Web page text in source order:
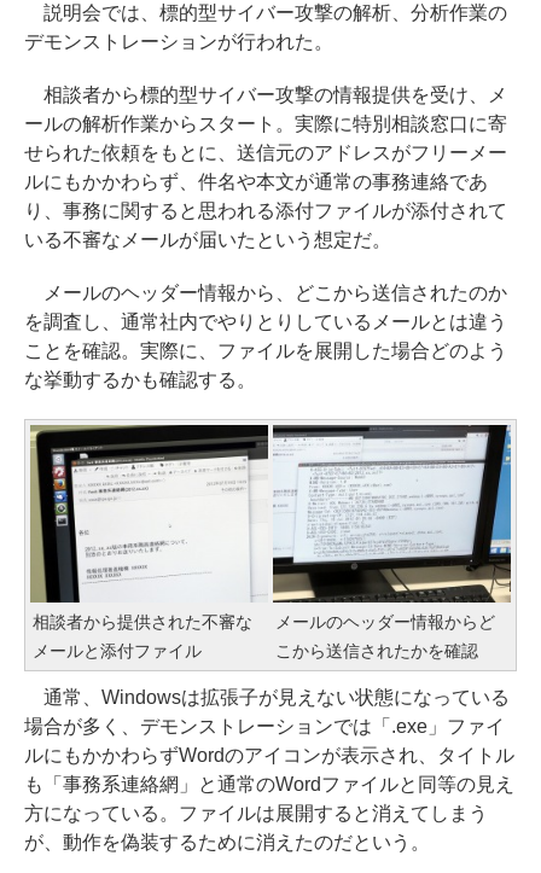
説明会では、標的型サイバー攻撃の解析、分析作業の
デモンストレーションが行われた。
相談者から標的型サイバー攻撃の情報提供を受け、メ
ールの解析作業からスタート。実際に特別相談窓口に寄
せられた依頼をもとに、送信元のアドレスがフリーメー
ルにもかかわらず、件名や本文が通常の事務連絡であ
り、事務に関すると思われる添付ファイルが添付されて
いる不審なメールが届いたという想定だ。
メールのヘッダー情報から、どこから送信されたのか
を調査し、通常社内でやりとりしているメールとは違う
ことを確認。実際に、ファイルを展開した場合どのよう
な挙動するかも確認する。
相談者から提供された不審な
メールと添付ファイル
メールのヘッダー情報からど
こから送信されたかを確認
通常、Windowsは拡張子が見えない状態になっている
場合が多く、デモンストレーションでは「.exe」ファイ
ルにもかかわらずWordのアイコンが表示され、タイトル
も「事務系連絡網」と通常のWordファイルと同等の見え
方になっている。ファイルは展開すると消えてしまう
が、動作を偽装するために消えたのだという。